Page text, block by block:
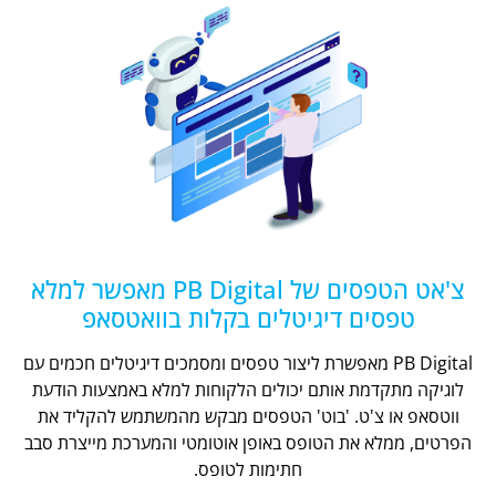
צ'אט הטפסים של PB Digital מאפשר למלא
טפסים דיגיטלים בקלות בוואטסאפ
PB Digital מאפשרת ליצור טפסים ומסמכים דיגיטלים חכמים עם
לוגיקה מתקדמת אותם יכולים הלקוחות למלא באמצעות הודעת
ווטסאפ או צ'ט. 'בוט' הטפסים מבקש מהמשתמש להקליד את
הפרטים, ממלא את הטופס באופן אוטומטי והמערכת מייצרת סבב
חתימות לטופס.